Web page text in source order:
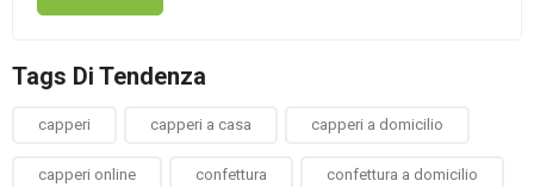
Tags Di Tendenza
capperi capperi a casa capperi a domicilio
capperi online confettura confettura a domicilio